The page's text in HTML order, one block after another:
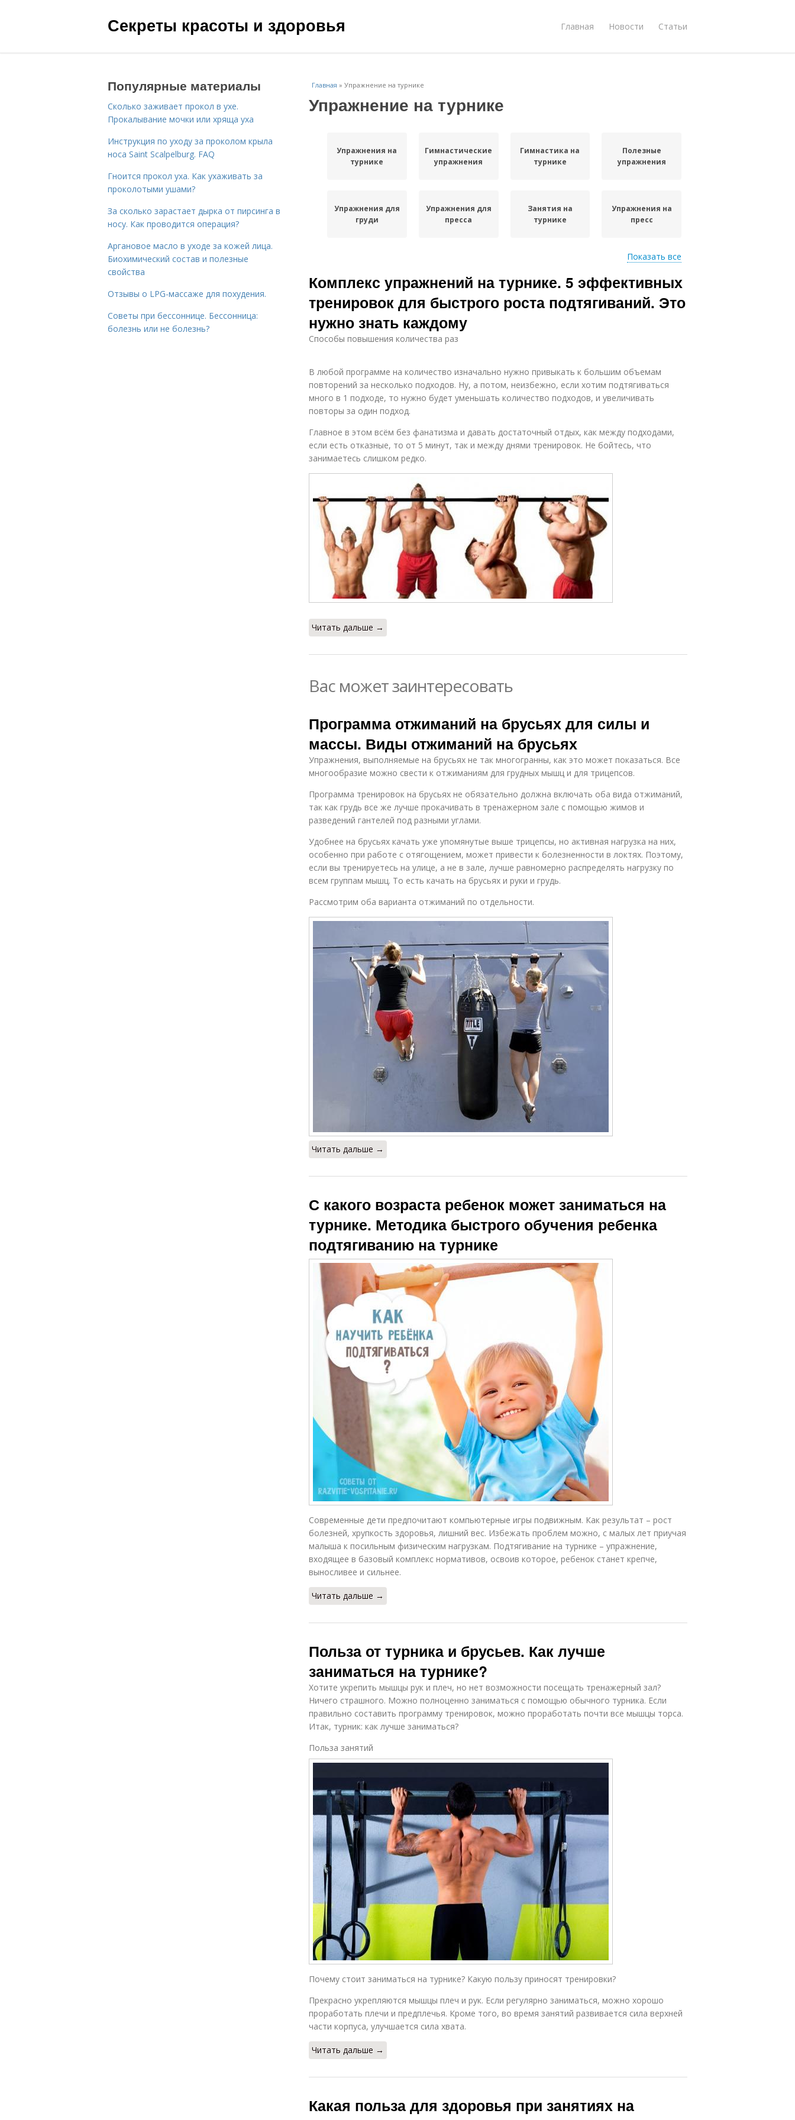
Секреты красоты и здоровья Главная Новости Статьи
Главная » Упражнение на турнике
Упражнение на турнике
Упражнения на
турнике
Гимнастические
упражнения
Гимнастика на
турнике
Полезные
упражнения
Упражнения для
груди
Упражнения для
пресса
Занятия на
турнике
Упражнения на
пресс
турнике
Показать все
Комплекс упражнений на турнике. 5 эффективных
тренировок для быстрого роста подтягиваний. Это
нужно знать каждому
Способы повышения количества раз
В любой программе на количество изначально нужно привыкать к большим объемам
повторений за несколько подходов. Ну, а потом, неизбежно, если хотим подтягиваться
много в 1 подходе, то нужно будет уменьшать количество подходов, и увеличивать
повторы за один подход.
Главное в этом всём без фанатизма и давать достаточный отдых, как между подходами,
если есть отказные, то от 5 минут, так и между днями тренировок. Не бойтесь, что
занимаетесь слишком редко.
Читать дальше →
Вас может заинтересовать
Программа отжиманий на брусьях для силы и
массы. Виды отжиманий на брусьях
Упражнения, выполняемые на брусьях не так многогранны, как это может показаться. Все
многообразие можно свести к отжиманиям для грудных мышц и для трицепсов.
Программа тренировок на брусьях не обязательно должна включать оба вида отжиманий,
так как грудь все же лучше прокачивать в тренажерном зале с помощью жимов и
разведений гантелей под разными углами.
Удобнее на брусьях качать уже упомянутые выше трицепсы, но активная нагрузка на них,
особенно при работе с отягощением, может привести к болезненности в локтях. Поэтому,
если вы тренируетесь на улице, а не в зале, лучше равномерно распределять нагрузку по
всем группам мышц. То есть качать на брусьях и руки и грудь.
Рассмотрим оба варианта отжиманий по отдельности.
Читать дальше →
С какого возраста ребенок может заниматься на
турнике. Методика быстрого обучения ребенка
подтягиванию на турнике
Современные дети предпочитают компьютерные игры подвижным. Как результат – рост
болезней, хрупкость здоровья, лишний вес. Избежать проблем можно, с малых лет приучая
малыша к посильным физическим нагрузкам. Подтягивание на турнике – упражнение,
входящее в базовый комплекс нормативов, освоив которое, ребенок станет крепче,
выносливее и сильнее.
Читать дальше →
Польза от турника и брусьев. Как лучше
заниматься на турнике?
Хотите укрепить мышцы рук и плеч, но нет возможности посещать тренажерный зал?
Ничего страшного. Можно полноценно заниматься с помощью обычного турника. Если
правильно составить программу тренировок, можно проработать почти все мышцы торса.
Итак, турник: как лучше заниматься?
Польза занятий
Почему стоит заниматься на турнике? Какую пользу приносят тренировки?
Прекрасно укрепляются мышцы плеч и рук. Если регулярно заниматься, можно хорошо
проработать плечи и предплечья. Кроме того, во время занятий развивается сила верхней
части корпуса, улучшается сила хвата.
Читать дальше →
Какая польза для здоровья при занятиях на
Популярные материалы
Сколько заживает прокол в ухе.
Прокалывание мочки или хряща уха
Инструкция по уходу за проколом крыла
носа Saint Scalpelburg. FAQ
Гноится прокол уха. Как ухаживать за
проколотыми ушами?
За сколько зарастает дырка от пирсинга в
носу. Как проводится операция?
Аргановое масло в уходе за кожей лица.
Биохимический состав и полезные
свойства
Отзывы о LPG-массаже для похудения.
Советы при бессоннице. Бессонница:
болезнь или не болезнь?